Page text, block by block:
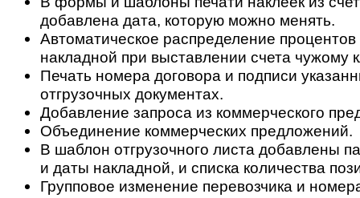
добавлена дата, которую можно менять.
Автоматическое распределение процентов
накладной при выставлении счета чужому
Печать номера договора и подписи
отгрузочных документах.
Добавление запроса из коммерческого
Объединение коммерческих предложений.
В шаблон отгрузочного листа добавлены
и даты накладной, и списка количества
Групповое изменение перевозчика и